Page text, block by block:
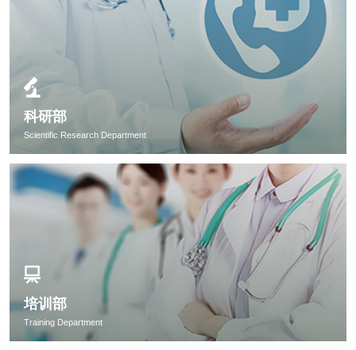
科研部
Scientific Research Department
培训部
Training Department